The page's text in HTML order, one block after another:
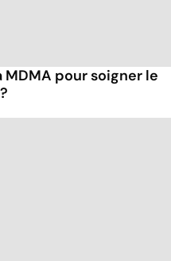
pour soigner le